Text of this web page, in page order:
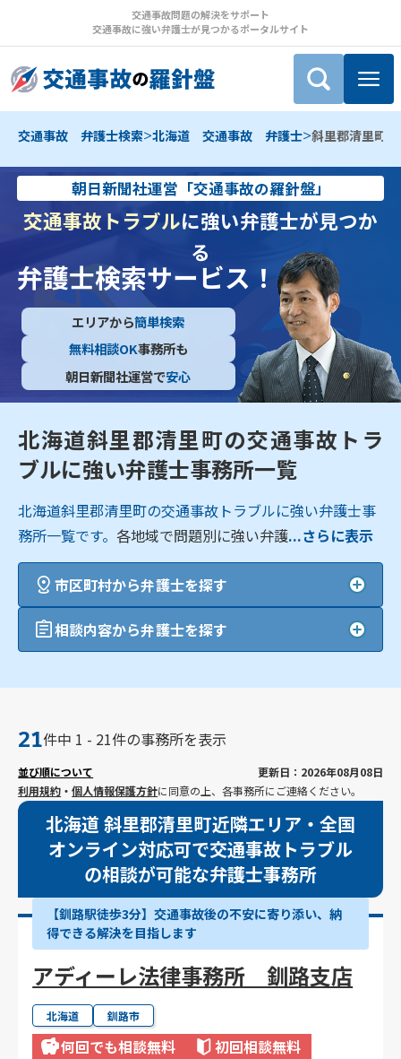
交通事故問題の解決をサポート
交通事故に強い弁護士が見つかるポータルサイト
交通事故 弁護士検索>北海道 交通事故 弁護士>斜里郡清里町
朝日新聞社運営「交通事故の羅針盤」
交通事故トラブルに強い弁護士が見つか
る
弁護士検索サービス！
エリアから簡単検索
無料相談OK事務所も
朝日新聞社運営で安心
北海道斜里郡清里町の交通事故トラ
ブルに強い弁護士事務所一覧
北海道斜里郡清里町の交通事故トラブルに強い弁護士事
務所一覧です。各地域で問題別に強い弁護...さらに表示
市区町村から弁護士を探す
相談内容から弁護士を探す
21件中 1 - 21件の事務所を表示
並び順について
更新日：2026年08月08日
利用規約 ・個人情報保護方針に同意の上、各事務所にご連絡ください。
北海道 斜里郡清里町近隣エリア・全国
オンライン対応可で交通事故トラブル
の相談が可能な弁護士事務所
【釧路駅徒歩3分】交通事故後の不安に寄り添い、納
得できる解決を目指します
アディーレ法律事務所 釧路支店
北海道 釧路市
何回でも相談無料 初回相談無料